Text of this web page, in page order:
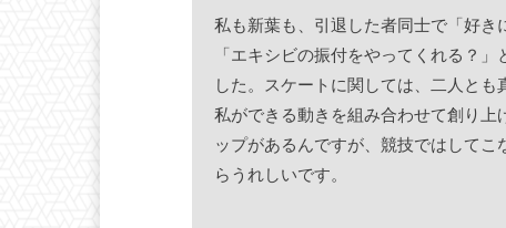
私も新葉も、引退した者同士で「好き
「エキシビの振付をやってくれる？
した。スケートに関しては、二人とも
私ができる動きを組み合わせて創り
ップがあるんですが、競技ではして
らうれしいです。